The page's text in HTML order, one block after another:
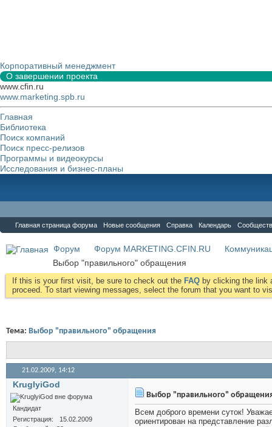
Корпоративный менеджмент
О завершении проекта
www.cfin.ru
www.marketing.spb.ru
Главная
Библиотека
Поиск компаний
Поиск пресс-релизов
Программы и видеокурсы
Исследования и бизнес-планы
Главная страница форума Новые сообщения Справка Календарь
Форум Форум MARKETING.CFIN.RU
Выбор "правильного" обращения
If this is your first visit, be sure to check out the FAQ by clicking the link
proceed. To start viewing messages, select the forum that you want to
Тема: Выбор "правильного" обращения
21.02.2009, 14:12
KruglyiGod
Кандидат
Регистрация
15.02.2009
Выбор "правильного"
Всем доброго времени суток!
ориентирован на представление